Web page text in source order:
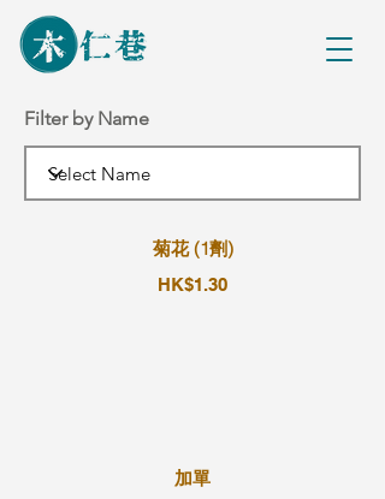
Filter by Name
菊花 (1劑)
HK$1.30
加單